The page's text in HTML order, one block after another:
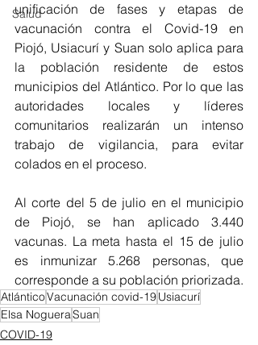
Salud
unificación de fases y etapas de
vacunación contra el Covid-19 en
Piojó, Usiacurí y Suan solo aplica para
la población residente de estos
municipios del Atlántico. Por lo que las
autoridades locales y líderes
comunitarios realizarán un intenso
trabajo de vigilancia, para evitar
colados en el proceso.
Al corte del 5 de julio en el municipio
de Piojó, se han aplicado 3.440
vacunas. La meta hasta el 15 de julio
es inmunizar 5.268 personas, que
corresponde a su población priorizada.
AtlánticoVacunación covid-19Usiacurí
Elsa NogueraSuan
COVID-19